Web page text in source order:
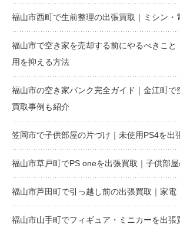
福山市西町で生前整理の出張買取｜ミシン・
福山市で空き家を売却する前にやるべきこと
用を抑える方法
福山市の空き家バンク完全ガイド｜金江町で
買取事例も紹介
笠岡市で子供部屋の片づけ｜未使用PS4を出
福山市草戸町でPS oneを出張買取｜子供部屋
福山市芦田町で引っ越し前の出張買取｜家電
福山市山手町でフィギュア・ミニカーを出張